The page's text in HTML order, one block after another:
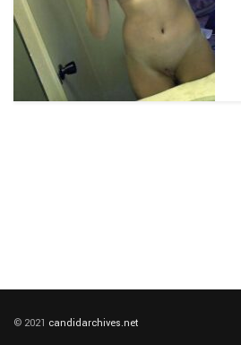
© 2021 candidarchives.net